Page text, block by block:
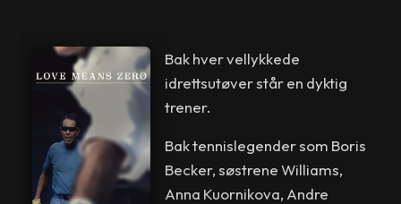
Bak hver vellykkede
idrettsutøver står en dyktig
trener.
Bak tennislegender som Boris
Becker, søstrene Williams,
Anna Kuornikova, Andre